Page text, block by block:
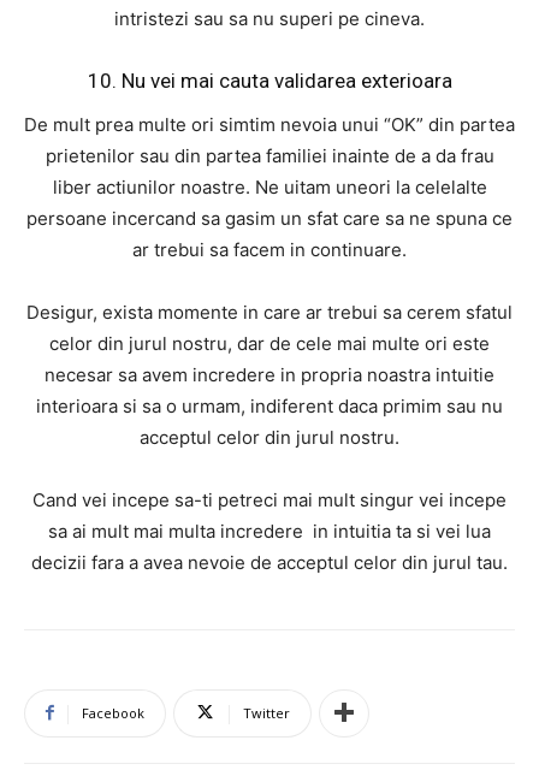
intristezi sau sa nu superi pe cineva.
10. Nu vei mai cauta validarea exterioara
De mult prea multe ori simtim nevoia unui “OK” din partea
prietenilor sau din partea familiei inainte de a da frau
liber actiunilor noastre. Ne uitam uneori la celelalte
persoane incercand sa gasim un sfat care sa ne spuna ce
ar trebui sa facem in continuare.
Desigur, exista momente in care ar trebui sa cerem sfatul
celor din jurul nostru, dar de cele mai multe ori este
necesar sa avem incredere in propria noastra intuitie
interioara si sa o urmam, indiferent daca primim sau nu
acceptul celor din jurul nostru.
Cand vei incepe sa-ti petreci mai mult singur vei incepe
sa ai mult mai multa incredere in intuitia ta si vei lua
decizii fara a avea nevoie de acceptul celor din jurul tau.
Facebook Twitter